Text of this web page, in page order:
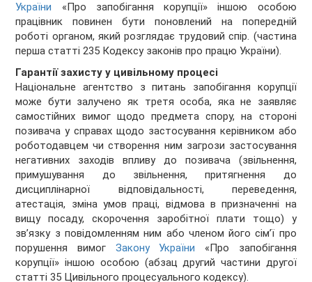
України «Про запобігання корупції» іншою особою
працівник повинен бути поновлений на попередній
роботі органом, який розглядає трудовий спір. (частина
перша статті 235 Кодексу законів про працю України).
Гарантії захисту у цивільному процесі
Національне агентство з питань запобігання корупції
може бути залучено як третя особа, яка не заявляє
самостійних вимог щодо предмета спору, на стороні
позивача у справах щодо застосування керівником або
роботодавцем чи створення ним загрози застосування
негативних заходів впливу до позивача (звільнення,
примушування до звільнення, притягнення до
дисциплінарної відповідальності, переведення,
атестація, зміна умов праці, відмова в призначенні на
вищу посаду, скорочення заробітної плати тощо) у
зв’язку з повідомленням ним або членом його сім’ї про
порушення вимог Закону України «Про запобігання
корупції» іншою особою (абзац другий частини другої
статті 35 Цивільного процесуального кодексу).